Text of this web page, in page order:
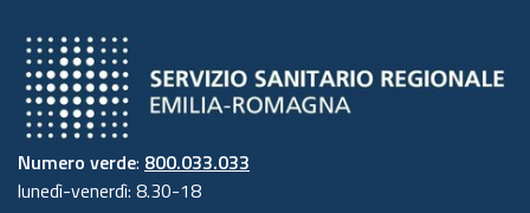
Numero verde: 800.033.033
lunedì-venerdì: 8.30-18